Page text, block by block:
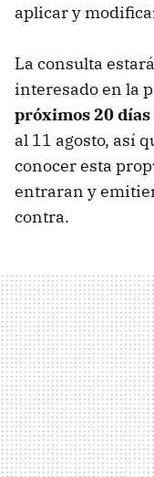
aplicar y
La consulta
interesado en la
próximos 20
al 11 agosto, así
conocer esta
entraran y
contra.